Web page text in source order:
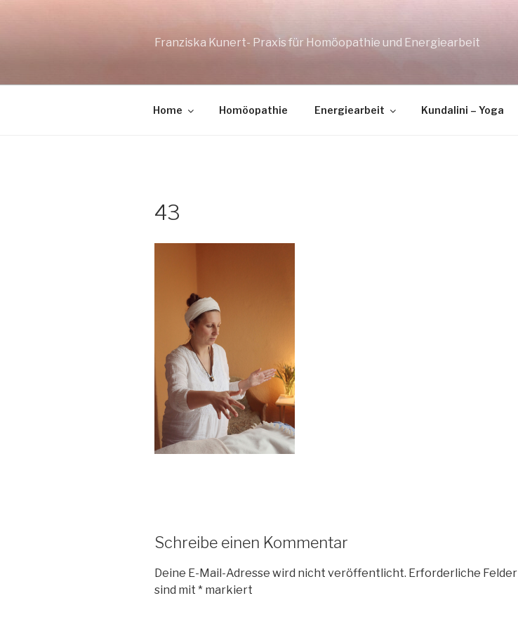
Franziska Kunert- Praxis für Homöopathie und Energiearbeit
Home Homöopathie Energiearbeit Kundalini – Yoga
43
Schreibe einen Kommentar
Deine E-Mail-Adresse wird nicht veröffentlicht. Erforderliche Felder
sind mit * markiert